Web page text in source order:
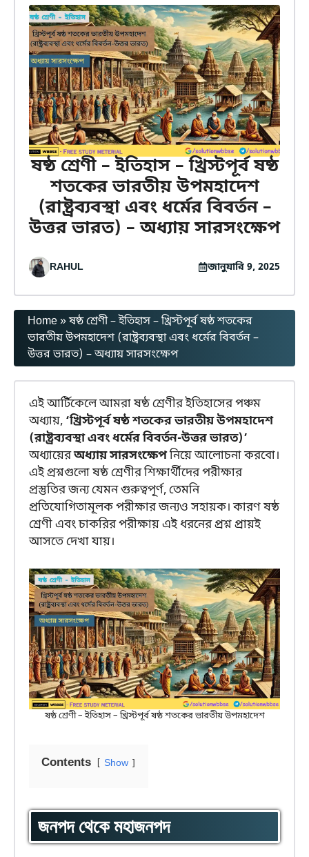
ষষ্ঠ শ্রেণী – ইতিহাস – খ্রিস্টপূর্ব ষষ্ঠ
শতকের ভারতীয় উপমহাদেশ
(রাষ্ট্রব্যবস্থা এবং ধর্মের বিবর্তন –
উত্তর ভারত) – অধ্যায় সারসংক্ষেপ
RAHUL জানুয়ারি 9, 2025
Home»ষষ্ঠ শ্রেণী – ইতিহাস – খ্রিস্টপূর্ব ষষ্ঠ শতকের
ভারতীয় উপমহাদেশ (রাষ্ট্রব্যবস্থা এবং ধর্মের বিবর্তন –
উত্তর ভারত) – অধ্যায় সারসংক্ষেপ
এই আর্টিকেলে আমরা ষষ্ঠ শ্রেণীর ইতিহাসের পঞ্চম
অধ্যায়, ‘খ্রিস্টপূর্ব ষষ্ঠ শতকের ভারতীয় উপমহাদেশ
(রাষ্ট্রব্যবস্থা এবং ধর্মের বিবর্তন-উত্তর ভারত)’
অধ্যায়েরঅধ্যায় সারসংক্ষেপনিয়ে আলোচনা করবো।
এই প্রশ্নগুলো ষষ্ঠ শ্রেণীর শিক্ষার্থীদের পরীক্ষার
প্রস্তুতির জন্য যেমন গুরুত্বপূর্ণ, তেমনি
প্রতিযোগিতামূলক পরীক্ষার জন্যও সহায়ক। কারণ ষষ্ঠ
শ্রেণী এবং চাকরির পরীক্ষায় এই ধরনের প্রশ্ন প্রায়ই
আসতে দেখা যায়।
ষষ্ঠ শ্রেণী – ইতিহাস – খ্রিস্টপূর্ব ষষ্ঠ শতকের ভারতীয় উপমহাদেশ
Contents Show
জনপদ থেকে মহাজনপদ